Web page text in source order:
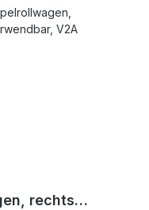
rechts